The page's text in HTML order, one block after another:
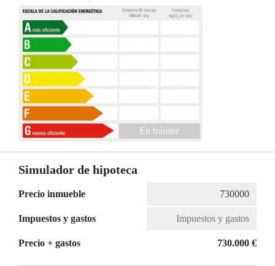
En trámite
Simulador de hipoteca
Precio inmueble
Impuestos y gastos
Precio + gastos 730.000 €